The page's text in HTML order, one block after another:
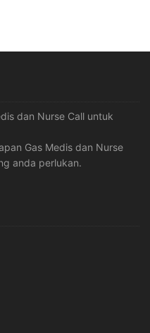
dan Nurse Call untuk
Gas Medis dan Nurse
anda perlukan.